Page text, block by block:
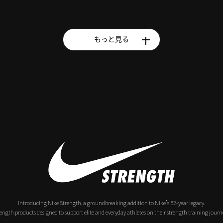
もっと見る
Introducing Nike Strength, a groundbreaking addition to Nike’s 52-year legacy.
products designed to support elite and everyday athletes on their strength training